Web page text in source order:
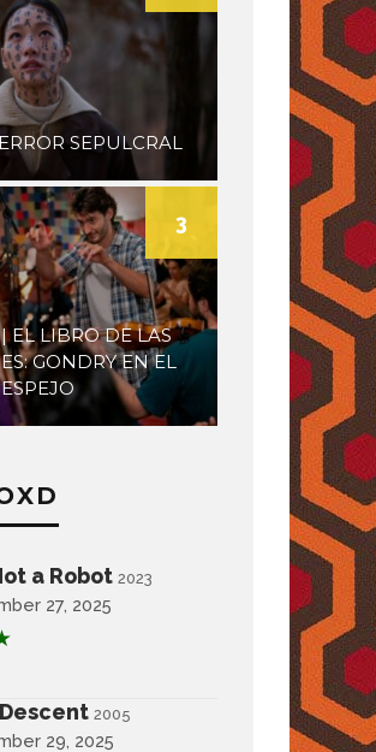
SEPULCRAL
EL LIBRO DE LAS
GONDRY EN EL
ESPEJO
3
a Robot 2023
27, 2025
2005
29, 2025